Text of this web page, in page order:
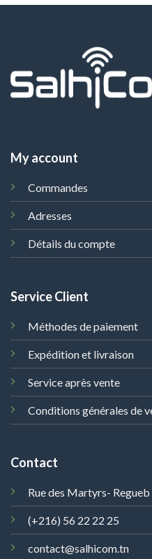
My account
Commandes
Adresses
Détails du compte
Service Client
Méthodes de paiement
Expédition et livraison
Service après vente
Conditions générales de
Contact
Rue des Martyrs- Regueb
(+216) 56 22 22 25
contact@salhicom.tn